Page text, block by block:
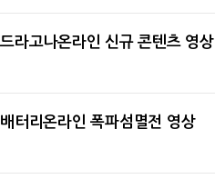
2011-01-14
드라고나온라인 신규 콘텐츠 영상
2011-01-14
배터리온라인 폭파섬멸전 영상